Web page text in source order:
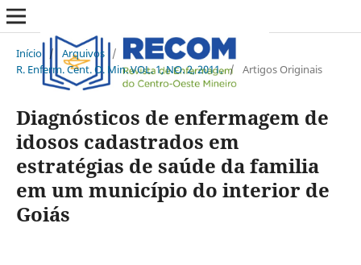
Início / Arquivos /
R. Enferm. Cent. O. Min. VOL. 1, NO. 2, 2011. / Artigos Originais
Diagnósticos de enfermagem de
idosos cadastrados em
estratégias de saúde da familia
em um município do interior de
Goiás